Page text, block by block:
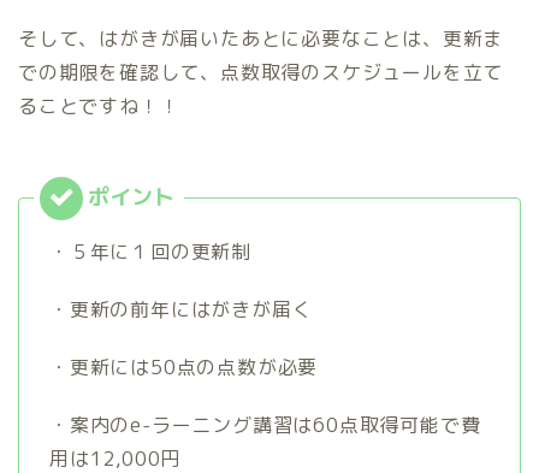
そして、はがきが届いたあとに必要なことは、更新ま
での期限を確認して、点数取得のスケジュールを立て
ることですね！！
・５年に１回の更新制
・更新の前年にはがきが届く
・更新には50点の点数が必要
・案内のe-ラーニング講習は60点取得可能で費
用は12,000円